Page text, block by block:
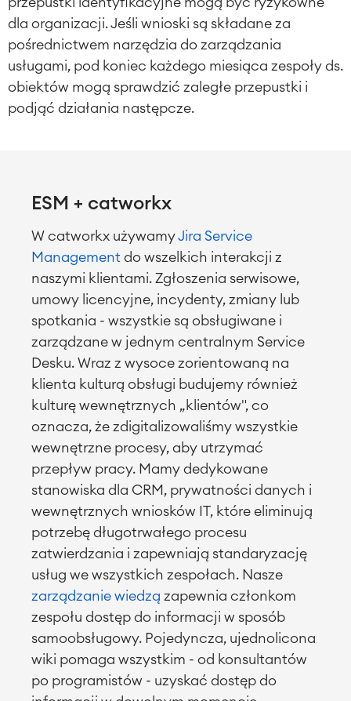
ROZWIĄZANIA
Agile & DevOps
Dokumentacja techniczna
Projektyt & Zarządzanie pracą
Rejestrowanie i planowanie czasu
Procesy Biznesowe
System zarządzania nauczaniem
(LMS) / eLearning
Rozwiązania ERP
Raporty i Dashboardy
Zarządzanie pracą
Zarządzanie usługami
Zarządzanie usługami
informatycznymi i CMDB
Podróż zarządzania usługami
Enterprise Service Management
Zarządzanie aktywami (Asset
Management)
Wielokanałowa Obsługa Klienta
Utrzymanie ruchu
Wiedza & Informacje
Enterprise Wiki
Spotkania
USŁUGI ■
dla organizacji. Jeśli wnioski są składane za
pośrednictwem narzędzia do zarządzania
usługami, pod koniec każdego miesiąca zespoły ds.
obiektów mogą sprawdzić zaległe przepustki i
podjąć działania następcze.
ESM + catworkx
W catworkx używamyJira Service
Management do wszelkich interakcji z
naszymi klientami. Zgłoszenia serwisowe,
umowy licencyjne, incydenty, zmiany lub
spotkania - wszystkie są obsługiwane i
zarządzane w jednym centralnym Service
Desku. Wraz z wysoce zorientowaną na
klienta kulturą obsługi budujemy również
kulturę wewnętrznych „ klientów", co
oznacza, że zdigitalizowaliśmy wszystkie
wewnętrzne procesy, aby utrzymać
przepływ pracy. Mamy dedykowane
stanowiska dla CRM, prywatności danych i
wewnętrznych wniosków IT, które eliminują
potrzebę długotrwałego procesu
zatwierdzania i zapewniają standaryzację
usług we wszystkich zespołach. Nasze
zarządzanie wiedzą zapewnia członkom
zespołu dostęp do informacji w sposób
samoobsługowy. Pojedyncza, ujednolicona
wiki pomaga wszystkim - od konsultantów
po programistów - uzyskać dostęp do